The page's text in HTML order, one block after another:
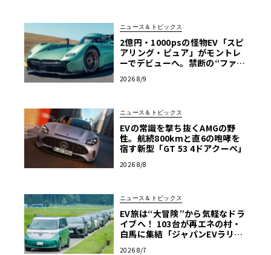
ニュース＆トピックス
2億円・1000psの怪物EV「スピ
アリング・ピュア」がモントレ
ーでデビューへ。禁断の“ファン
市販化
2026 8/9
ニュース＆トピックス
EVの常識を撃ち抜くAMGの野
性。航続800kmと直6の咆哮を
宿す新型「GT 53 4ドアクーペ」
2026 8/8
ニュース＆トピックス
EV旅は“大冒険”から気軽なドラ
イブへ！ 103台が再エネの村・
白馬に集結「ジャパンEVラリー
2026 8/7